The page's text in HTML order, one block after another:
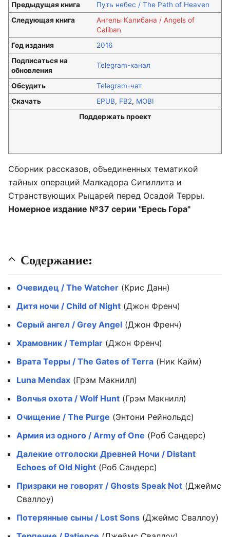
Предыдущая книга
Путь небес / The Path of Heaven
Следующая книга
Ангелы Калибана / Angels of
Caliban
Год издания
2016
Подписаться на
обновления
Telegram-канал
Обсудить
Telegram-чат
Скачать
EPUB, FB2, MOBI
Поддержать проект
Сборник рассказов, объединенных тематикой
тайных операций Малкадора Сигиллита и
Странствующих Рыцарей перед Осадой Терры.
Номерное издание №37 серии "Ересь Гора"
Содержание:
Очевидец / The Watcher (Крис Данн)
Дитя ночи / Child of Night (Джон Френч)
Серый ангел / Grey Angel (Джон Френч)
Храмовник / Templar (Джон Френч)
Врата Терры / The Gates of Terra (Ник Кайм)
Luna Mendax (Грэм Макнилл)
Волчья охота / Wolf Hunt (Грэм Макнилл)
Очищение / The Purge (Энтони Рейнольдс)
Армия из одного / Army of One (Роб Сандерс)
Далекие отголоски Древней Ночи / Distant
Echoes of Old Night (Роб Сандерс)
Призраки не говорят / Ghosts Speak Not (Джеймс
Сваллоу)
Потерянные сыны / Lost Sons (Джеймс Сваллоу)